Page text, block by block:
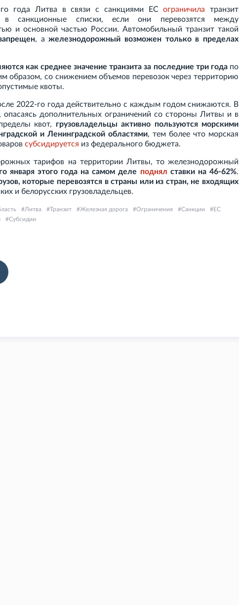
года Литва в связи с санкциями ЕСограничила транзит
в санкционные списки, если они перевозятся между
и основной частью России. Автомобильный транзит такой
, ажелезнодорожный возможен только в пределах
как среднее значение транзита за последние три годапо
образом, со снижением объемов перевозок через территорию
квоты.
2022-го года действительно с каждым годом снижаются. В
опасаясь дополнительных ограничений со стороны Литвы и в
квот, грузовладельцы активно пользуются морскими
и Ленинградской областями, тем более что морская
субсидируется из федерального бюджета.
тарифов на территории Литвы, то железнодорожный
января этого года на самом деле поднял ставки на 46-62%.
которые перевозятся в страны или из стран, не входящих
и белорусских грузовладельцев.
Литва Транзит Железная дорога Ограничения Санкции
ЕС
Субсидии